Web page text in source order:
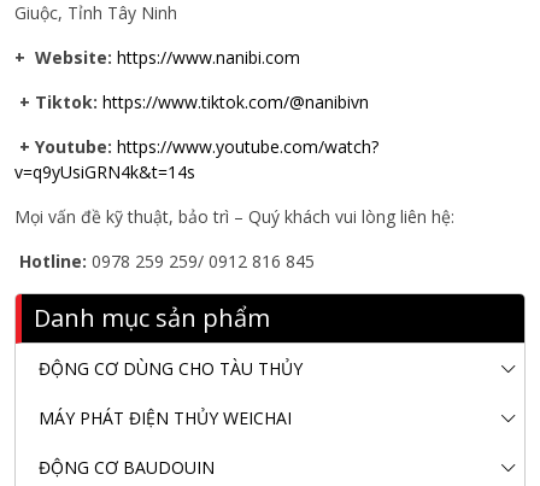
Danh mục sản phẩm
ĐỘNG CƠ DÙNG CHO TÀU THỦY
MÁY PHÁT ĐIỆN THỦY WEICHAI
ĐỘNG CƠ BAUDOUIN
Giuộc, Tỉnh Tây Ninh
+ Website: https://www.nanibi.com
+ Tiktok: https://www.tiktok.com/@nanibivn
+ Youtube: https://www.youtube.com/watch?
v=q9yUsiGRN4k&t=14s
Mọi vấn đề kỹ thuật, bảo trì – Quý khách vui lòng liên hệ:
Hotline: 0978 259 259/ 0912 816 845